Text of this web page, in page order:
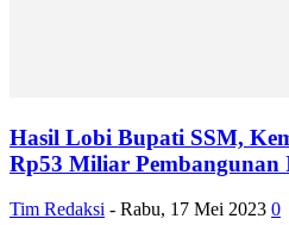
Hasil Lobi Bupati SSM,
Rp53 Miliar
Tim Redaksi - Rabu, 17 Mei 2023 0